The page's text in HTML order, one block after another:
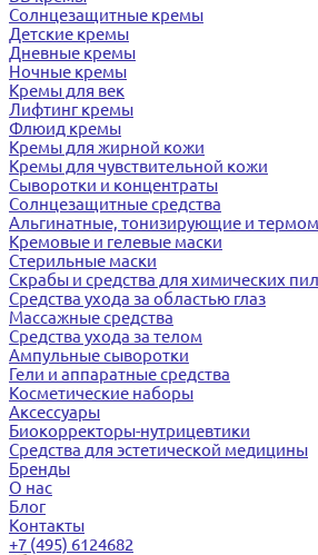
Солнцезащитные кремы
Детские кремы
Дневные кремы
Ночные кремы
Кремы для век
Лифтинг кремы
Флюид кремы
Кремы для жирной кожи
Кремы для чувствительной кожи
Сыворотки и концентраты
Солнцезащитные средства
Альгинатные, тонизирующие и
Кремовые и гелевые маски
Стерильные маски
Скрабы и средства для химических
Средства ухода за областью глаз
Массажные средства
Средства ухода за телом
Ампульные сыворотки
Гели и аппаратные средства
Косметические наборы
Аксессуары
Биокорректоры-нутрицевтики
Средства для эстетической медицины
Бренды
О нас
Блог
Контакты
+7 (495) 6124682